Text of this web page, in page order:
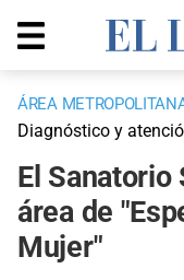
ÁREA
Diagnóstico y
El Sanatorio
área de
Mujer"